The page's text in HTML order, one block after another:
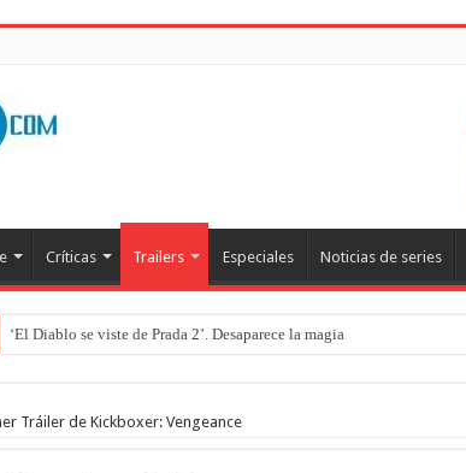
Críticas Trailers Especiales Noticias de series
‘El Diablo se viste de Prada 2’. Desaparece la magia
Tráiler de Kickboxer: Vengeance